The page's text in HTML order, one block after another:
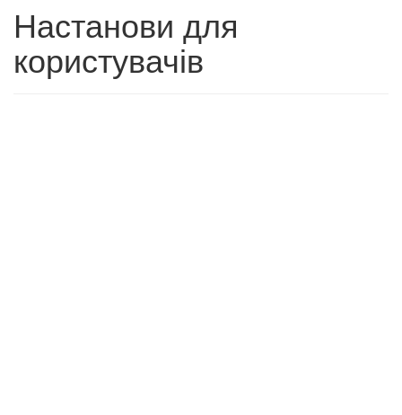
Настанови для
користувачів